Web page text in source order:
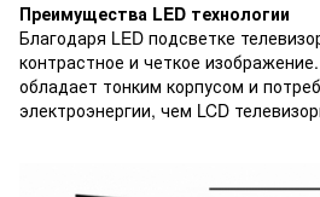
Преимущества LED технологии
Благодаря LED подсветке
контрастное и четкое
обладает тонким корпусом и
электроэнергии, чем LCD